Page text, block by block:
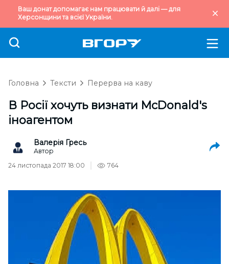
Ваш донат допомагає нам працювати й далі — для
Херсонщини та всієї України.
Головна Тексти Перерва на каву
В Росії хочуть визнати McDonald's
іноагентом
Валерія Гресь
Автор
24 листопада 2017 18:00
764